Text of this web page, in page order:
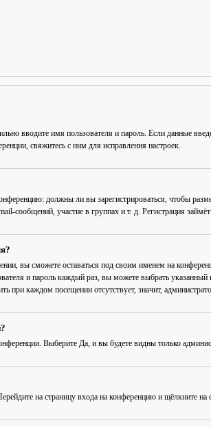
вводите имя пользователя и пароль. Если данные
свяжитесь с ним для исправления настроек.
должны ли вы зарегистрироваться, чтобы
сообщений, участие в группах и т. д. Регистрация
, вы сможете оставаться под своим именем на
и пароль каждый раз, вы можете выбрать
при каждом посещении отсутствует, значит,
. Выберите Да, и вы будете видны только
на страницу входа на конференцию и щёлкните на